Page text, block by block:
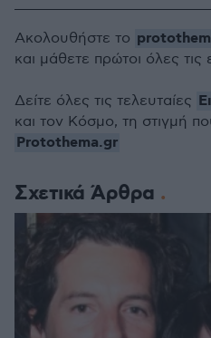
Σχετικά Άρθρα
Ακολουθήστε το
και μάθετε πρώτοι όλες τις
Δείτε όλες τις τελευταίες
και τον Κόσμο, τη στιγμή
Protothema.gr